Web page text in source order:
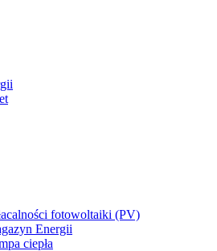
fotowoltaiki (PV)
Energii
ciepła